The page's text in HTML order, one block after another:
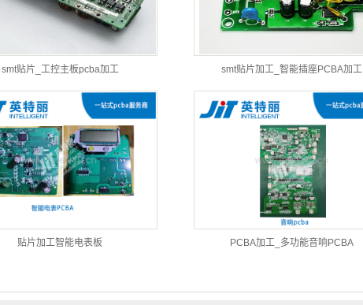
smt贴片_工控主板pcba加工 smt贴片加工_智能插座PCBA加工
贴片加工智能电表板 PCBA加工_多功能音响PCBA